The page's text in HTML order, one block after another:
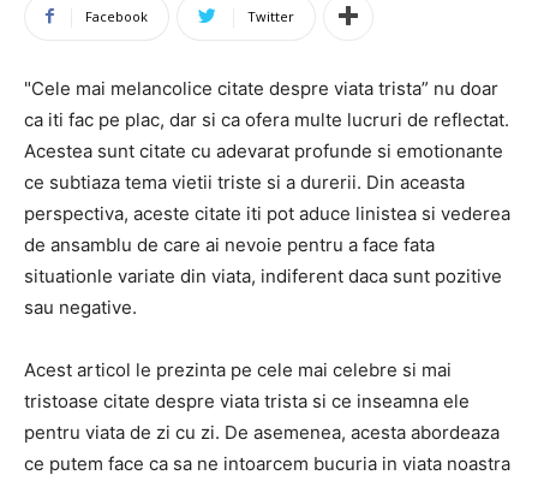
Facebook Twitter
"Cele mai melancolice citate despre viata trista” nu doar
ca iti fac pe plac, dar si ca ofera multe lucruri de reflectat.
Acestea sunt citate cu adevarat profunde si emotionante
ce subtiaza tema vietii triste si a durerii. Din aceasta
perspectiva, aceste citate iti pot aduce linistea si vederea
de ansamblu de care ai nevoie pentru a face fata
situationle variate din viata, indiferent daca sunt pozitive
sau negative.
Acest articol le prezinta pe cele mai celebre si mai
tristoase citate despre viata trista si ce inseamna ele
pentru viata de zi cu zi. De asemenea, acesta abordeaza
ce putem face ca sa ne intoarcem bucuria in viata noastra